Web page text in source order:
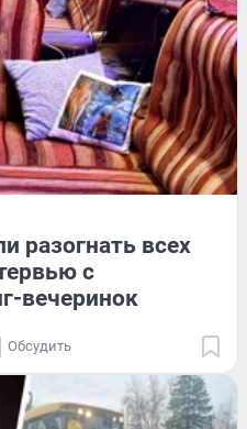
разогнать всех
с
вечеринок
Обсудить